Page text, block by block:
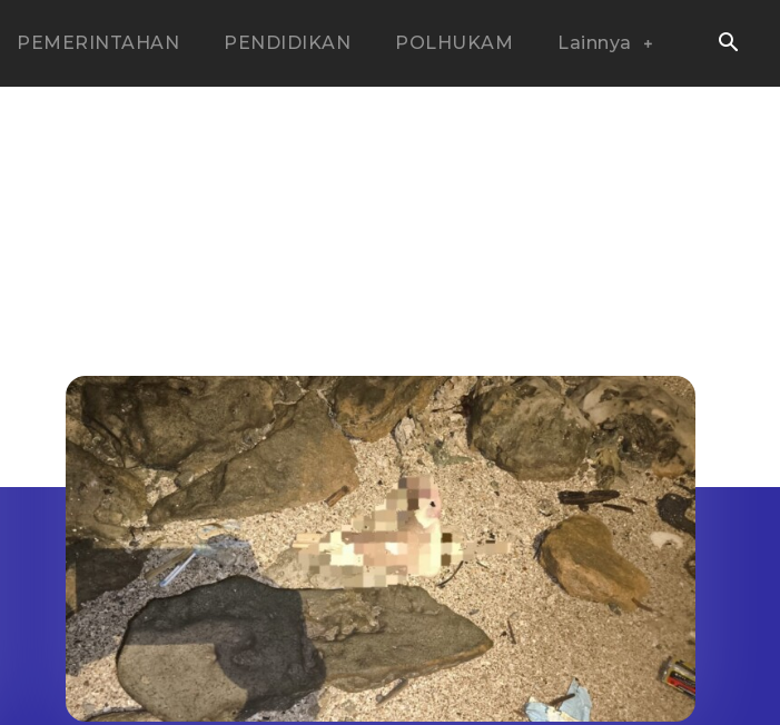
PEMERINTAHAN PENDIDIKAN POLHUKAM Lainnya